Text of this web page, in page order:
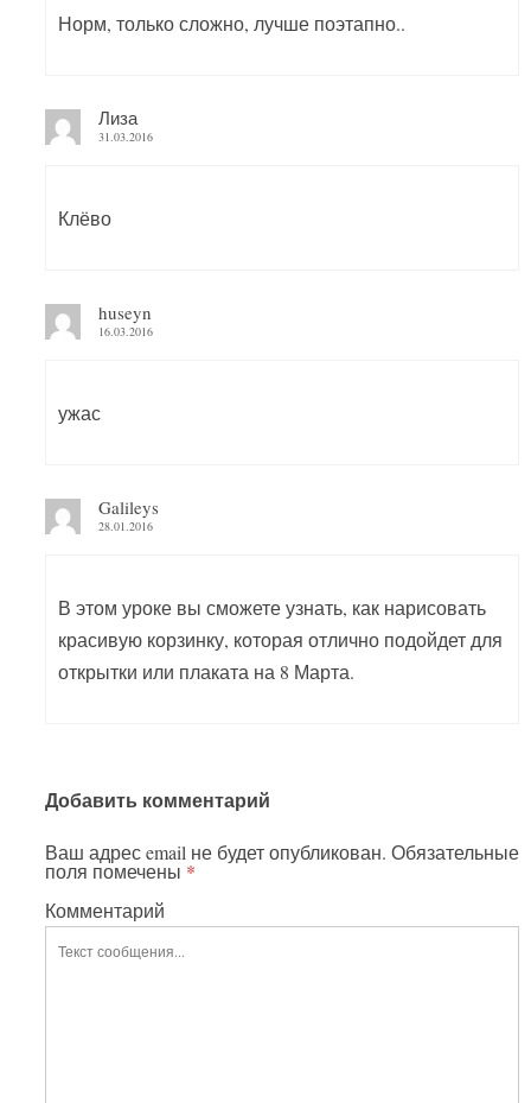
Норм, только сложно, лучше поэтапно..
Лиза
31.03.2016
Клёво
huseyn
16.03.2016
ужас
Galileys
28.01.2016
В этом уроке вы сможете узнать, как нарисовать
красивую корзинку, которая отлично подойдет для
открытки или плаката на 8 Марта.
Добавить комментарий
Ваш адрес email не будет опубликован. Обязательные
поля помечены *
Комментарий